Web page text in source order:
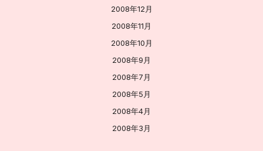
2008年12月
2008年11月
2008年10月
2008年9月
2008年7月
2008年5月
2008年4月
2008年3月